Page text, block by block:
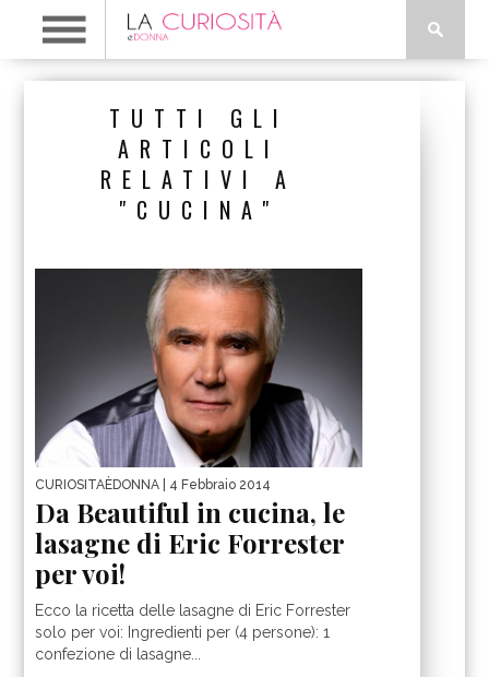
TUTTI GLI
ARTICOLI
RELATIVI A
"CUCINA"
CURIOSITAÈDONNA | 4 Febbraio 2014
Da Beautiful in cucina, le
lasagne di Eric Forrester
per voi!
Ecco la ricetta delle lasagne di Eric Forrester
solo per voi: Ingredienti per (4 persone): 1
confezione di lasagne...